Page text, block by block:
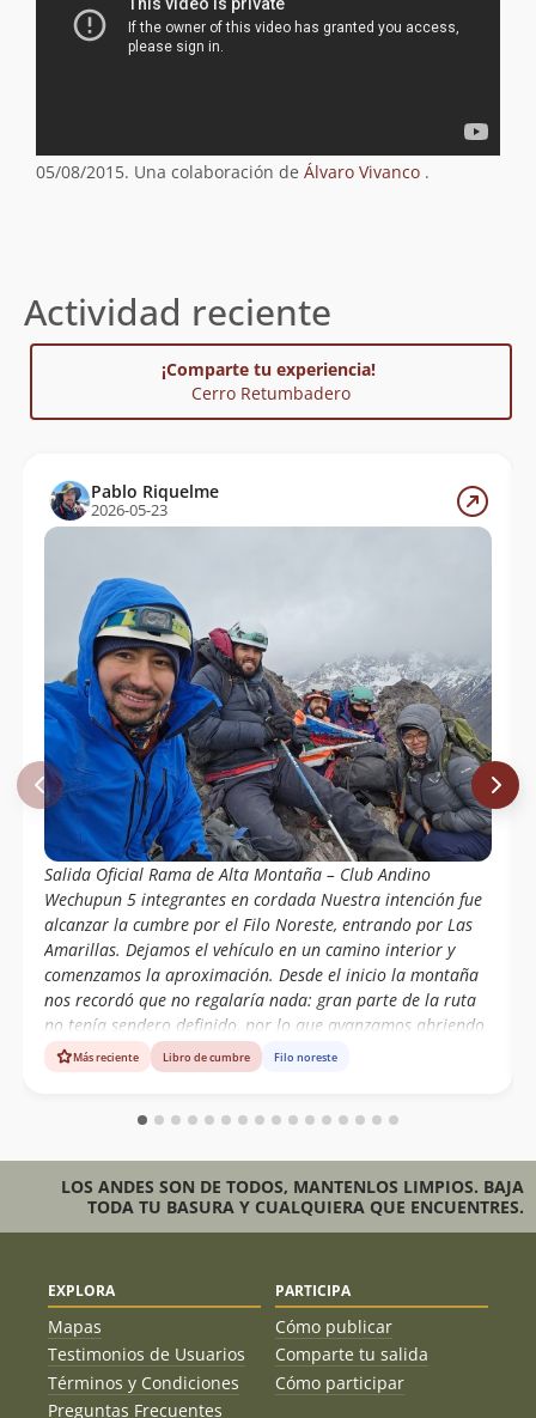
05/08/2015. Una colaboración de Álvaro Vivanco .
Actividad reciente
¡Comparte tu experiencia!
Cerro Retumbadero
Pablo Riquelme
2026-05-23
Salida Oficial Rama de Alta Montaña – Club Andino
Wechupun 5 integrantes en cordada Nuestra intención fue
alcanzar la cumbre por el Filo Noreste, entrando por Las
Amarillas. Dejamos el vehículo en un camino interior y
comenzamos la aproximación. Desde el inicio la montaña
nos recordó que no regalaría nada: gran parte de la ruta
no tenía sendero definido, por lo que avanzamos abriendo
camino a pura experiencia y lectura de terreno. Instalamos
el Campamento Base a los 3.000 msnm, en un pequeño
ante un viento constante que nunca nos dio tregua. A las
salida del sol nos ayudará a visualizar mejor los pasos más
expuestos. La progresión fue lenta y exigente: terreno
Más reciente Libro de cumbre Filo noreste
LOS ANDES SON DE TODOS, MANTENLOS LIMPIOS. BAJA
TODA TU BASURA Y CUALQUIERA QUE ENCUENTRES.
EXPLORA
Mapas
Testimonios de Usuarios
Términos y Condiciones
Preguntas Frecuentes
PARTICIPA
Cómo publicar
Comparte tu salida
Cómo participar